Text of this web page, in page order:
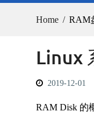
Home RAM
Linux
2019-12-01
RAM Disk 的